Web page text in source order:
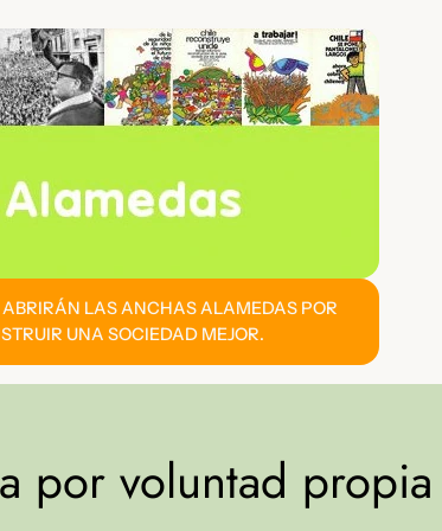
LAS ANCHAS ALAMEDAS POR
UNA SOCIEDAD MEJOR.
por voluntad propia